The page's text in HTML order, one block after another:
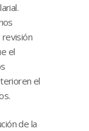
el
el
de la